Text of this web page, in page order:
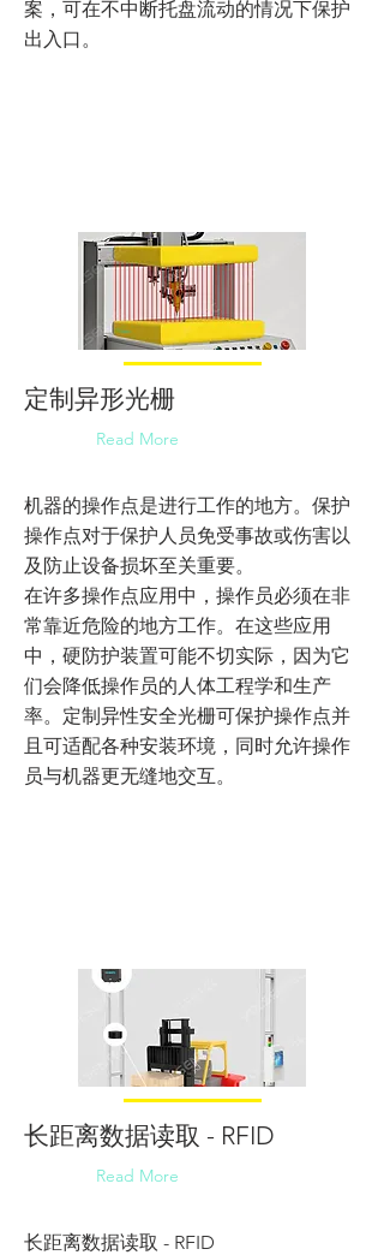
案，可在不中断托盘流动的情况下保护
出入口。
定制异形光栅
Read More
机器的操作点是进行工作的地方。保护
操作点对于保护人员免受事故或伤害以
及防止设备损坏至关重要。
在许多操作点应用中，操作员必须在非
常靠近危险的地方工作。在这些应用
中，硬防护装置可能不切实际，因为它
们会降低操作员的人体工程学和生产
率。定制异性安全光栅可保护操作点并
且可适配各种安装环境，同时允许操作
员与机器更无缝地交互。
长距离数据读取 - RFID
Read More
长距离数据读取 - RFID